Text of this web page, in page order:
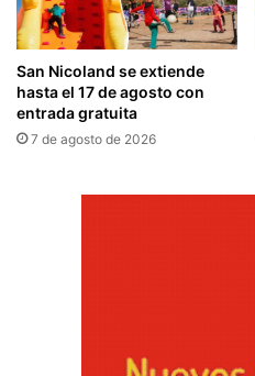
San Nicoland se extiende
hasta el 17 de agosto con
entrada gratuita
7 de agosto de 2026